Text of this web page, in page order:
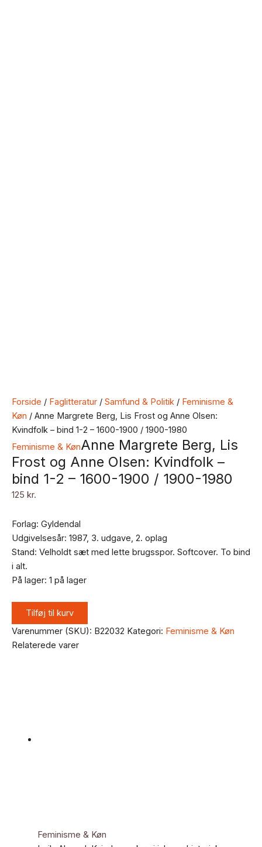
Forside / Faglitteratur / Samfund & Politik / Feminisme &
Køn / Anne Margrete Berg, Lis Frost og Anne Olsen:
Kvindfolk – bind 1-2 – 1600-1900 / 1900-1980
Feminisme & KønAnne Margrete Berg, Lis
Frost og Anne Olsen: Kvindfolk –
bind 1-2 – 1600-1900 / 1900-1980
125 kr.
Forlag: Gyldendal
Udgivelsesår: 1987, 3. udgave, 2. oplag
Stand: Velholdt sæt med lette brugsspor. Softcover. To bind
i alt.
På lager: 1 på lager
Tilføj til kurv
Varenummer (SKU): B22032 Kategori: Feminisme & Køn
Relaterede varer
Feminisme & Køn